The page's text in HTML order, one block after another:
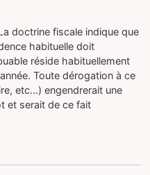
doctrine fiscale indique que
habituelle doit
réside habituellement
Toute dérogation à ce
etc…) engendrerait une
et serait de ce fait